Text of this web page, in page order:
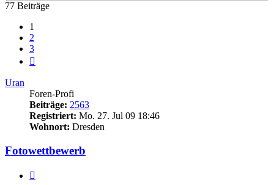
77 Beiträge
1
2
3
Uran
Foren-Profi
Beiträge: 2563
Registriert: Mo. 27. Jul 09 18:46
Wohnort: Dresden
Fotowettbewerb